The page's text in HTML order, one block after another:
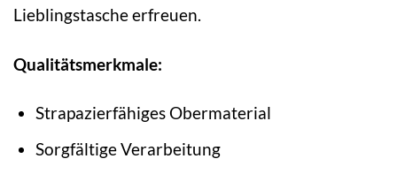
Lieblingstasche erfreuen.
Qualitätsmerkmale:
Strapazierfähiges Obermaterial
Sorgfältige Verarbeitung